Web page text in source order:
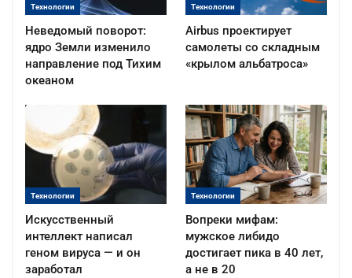
Технологии
Неведомый поворот:
ядро Земли изменило
направление под Тихим
океаном
Технологии
Airbus проектирует
самолеты со складным
«крылом альбатроса»
Технологии
Искусственный
интеллект написал
геном вируса — и он
заработал
Технологии
Вопреки мифам:
мужское либидо
достигает пика в 40 лет,
а не в 20